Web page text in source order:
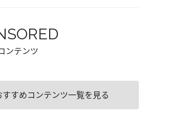
ンテンツ
すすめコンテンツ一覧を見る